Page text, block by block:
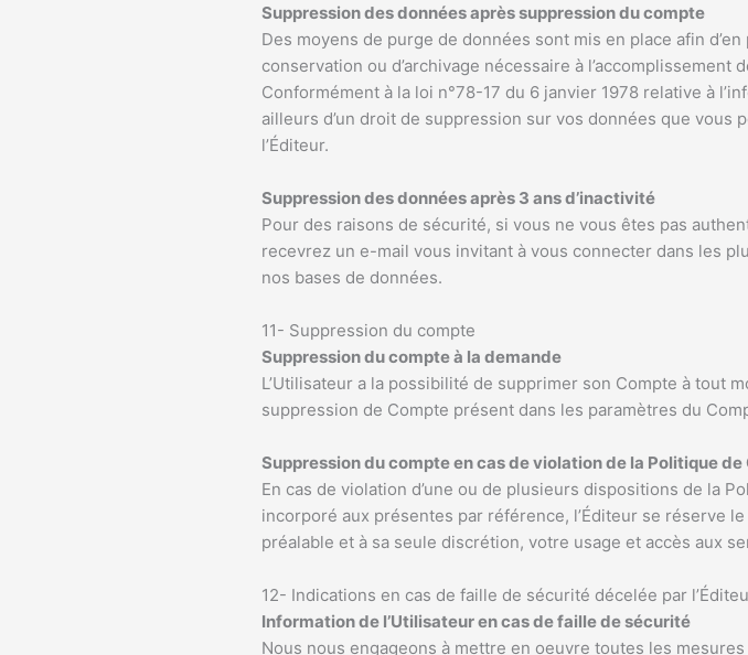
Suppression des données après suppression du compte
Des moyens de purge de données sont mis en place afin
conservation ou d’archivage nécessaire à
Conformément à la loi n°78-17 du 6 janvier 1978 relative à
ailleurs d’un droit de suppression sur vos données que
l’Éditeur.
Suppression des données après 3 ans d’inactivité
Pour des raisons de sécurité, si vous ne vous êtes pas
recevrez un e-mail vous invitant à vous connecter dans les
nos bases de données.
11- Suppression du compte
Suppression du compte à la demande
L’Utilisateur a la possibilité de supprimer son Compte à tout
suppression de Compte présent dans les paramètres du
Suppression du compte en cas de violation de la Politique
En cas de violation d’une ou de plusieurs dispositions de la
incorporé aux présentes par référence, l’Éditeur se réserve
préalable et à sa seule discrétion, votre usage et accès aux
12- Indications en cas de faille de sécurité décelée par
Information de l’Utilisateur en cas de faille de sécurité
Nous nous engageons à mettre en oeuvre toutes les